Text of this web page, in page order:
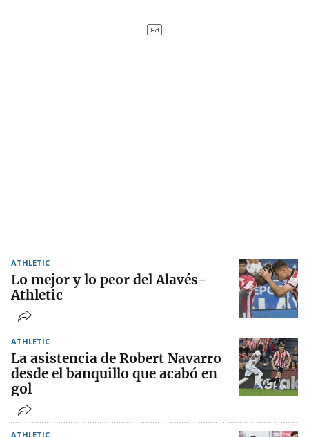
ATHLETIC
Lo mejor y lo peor del Alavés-
Athletic
ATHLETIC
La asistencia de Robert Navarro
desde el banquillo que acabó en
gol
ATHLETIC